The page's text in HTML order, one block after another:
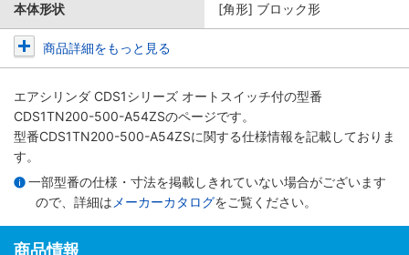
本体形状 [角形] ブロック形
商品詳細をもっと見る
エアシリンダ CDS1シリーズ オートスイッチ付の型番
CDS1TN200-500-A54ZSのページです。
型番CDS1TN200-500-A54ZSに関する仕様情報を記載しておりま
す。
一部型番の仕様・寸法を掲載しきれていない場合がございます
ので、詳細は メーカーカタログをご覧ください。
商品情報